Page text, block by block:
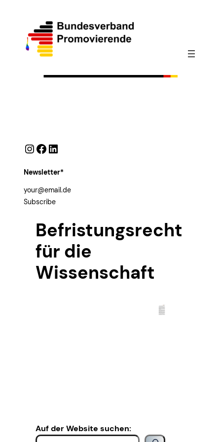
InstagramFacebook LinkedIn
Newsletter*
Subscribe
Befristungsrecht
für die
Wissenschaft
Auf der Website suchen: